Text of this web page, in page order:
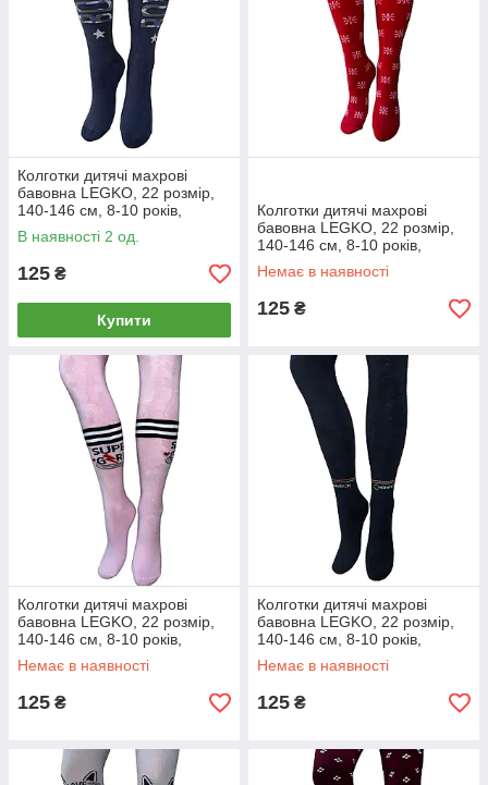
Колготки дитячі махрові
бавовна LEGKO, 22 розмір,
140-146 см, 8-10 років,
019705
В наявності 2 од.
125 ₴
Купити
Колготки дитячі махрові
бавовна LEGKO, 22 розмір,
140-146 см, 8-10 років,
019701
Немає в наявності
125 ₴
Колготки дитячі махрові
бавовна LEGKO, 22 розмір,
140-146 см, 8-10 років,
019702
Немає в наявності
125 ₴
Колготки дитячі махрові
бавовна LEGKO, 22 розмір,
140-146 см, 8-10 років,
019703
Немає в наявності
125 ₴